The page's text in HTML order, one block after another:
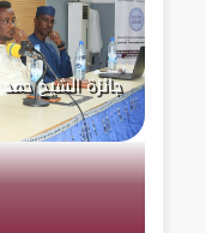
جائزة الشيخ